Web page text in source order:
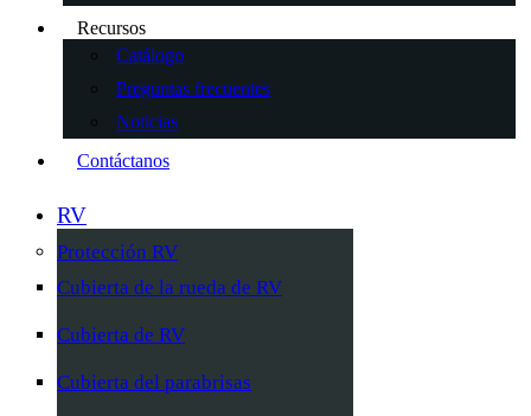
Recursos
Catálogo
Preguntas frecuentes
Noticias
Contáctanos
RV
Protección RV
Cubierta de la rueda de RV
Cubierta de RV
Cubierta del parabrisas